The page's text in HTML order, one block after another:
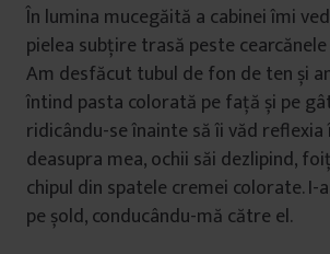
În lumina mucegăită a cabinei îmi
pielea subțire trasă peste
Am desfăcut tubul de fon de ten și
întind pasta colorată pe față și pe
ridicându-se înainte să îi văd
deasupra mea, ochii săi dezlipind,
chipul din spatele cremei colorate.
pe șold, conducându-mă către el.